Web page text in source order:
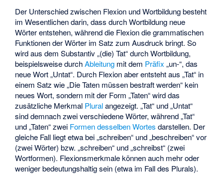
Der Unterschied zwischen Flexion und Wortbildung besteht
im Wesentlichen darin, dass durch Wortbildung neue
Wörter entstehen, während die Flexion die grammatischen
Funktionen der Wörter im Satz zum Ausdruck bringt. So
wird aus dem Substantiv „(die) Tat“ durch Wortbildung,
beispielsweise durchAbleitung mit dem Präfix „un-“, das
neue Wort „Untat“. Durch Flexion aber entsteht aus „Tat“ in
einem Satz wie „Die Taten müssen bestraft werden“ kein
neues Wort, sondern mit der Form „Taten“ wird das
zusätzliche Merkmal Pluralangezeigt. „Tat“ und „Untat“
sind demnach zwei verschiedene Wörter, während „Tat“
und „Taten“ zwei Formen desselben Wortes darstellen. Der
gleiche Fall liegt etwa bei „schreiben“ und „beschreiben“ vor
(zwei Wörter) bzw. „schreiben“ und „schreibst“ (zwei
Wortformen). Flexionsmerkmale können auch mehr oder
weniger bedeutungshaltig sein (etwa im Fall des Plurals).